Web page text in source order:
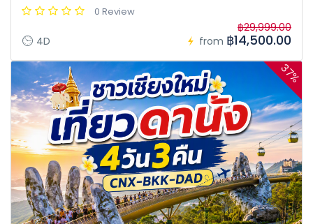
0 Review
4D from
฿29,999.00
฿14,500.00
37%